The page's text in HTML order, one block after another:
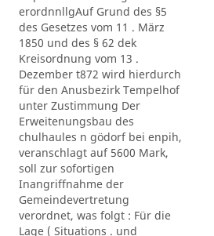
erordnnllgAuf Grund des §5
des Gesetzes vom 11 . März
1850 und des § 62 dek
Kreisordnung vom 13 .
Dezember t872 wird hierdurch
für den Anusbezirk Tempelhof
unter Zustimmung Der
Erweitenungsbau des
chulhaules n gödorf bei enpih,
veranschlagt auf 5600 Mark,
soll zur sofortigen
Inangriffnahme der
Gemeindevertretung
verordnet, was folgt : Für die
Lage ( Situations . und